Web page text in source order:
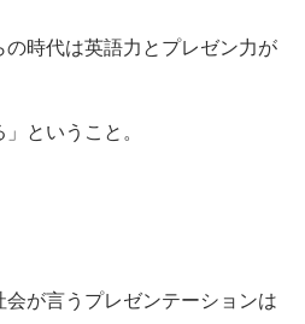
の時代は英語力とプレゼン力が
ということ。
会が言うプレゼンテーションは